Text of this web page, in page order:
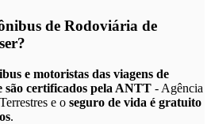
de Rodoviária de
e motoristas das viagens de
são certificados pela ANTT - Agência
e o seguro de vida é gratuito
.